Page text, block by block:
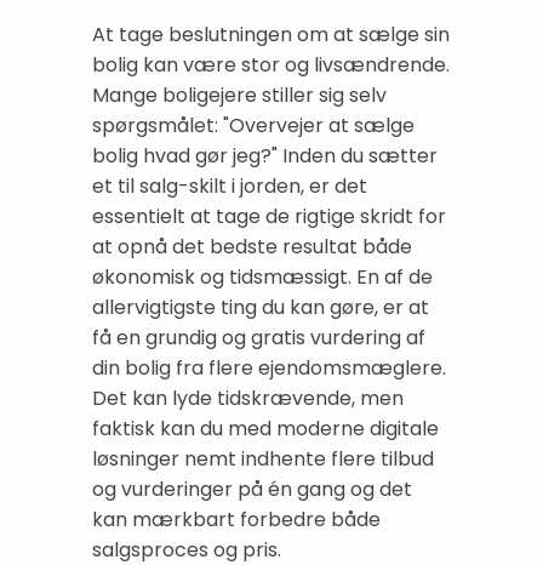
At tage beslutningen om at sælge sin
bolig kan være stor og livsændrende.
Mange boligejere stiller sig selv
spørgsmålet: "Overvejer at sælge
bolig hvad gør jeg?" Inden du sætter
et til salg-skilt i jorden, er det
essentielt at tage de rigtige skridt for
at opnå det bedste resultat både
økonomisk og tidsmæssigt. En af de
allervigtigste ting du kan gøre, er at
få en grundig og gratis vurdering af
din bolig fra flere ejendomsmæglere.
Det kan lyde tidskrævende, men
faktisk kan du med moderne digitale
løsninger nemt indhente flere tilbud
og vurderinger på én gang og det
kan mærkbart forbedre både
salgsproces og pris.